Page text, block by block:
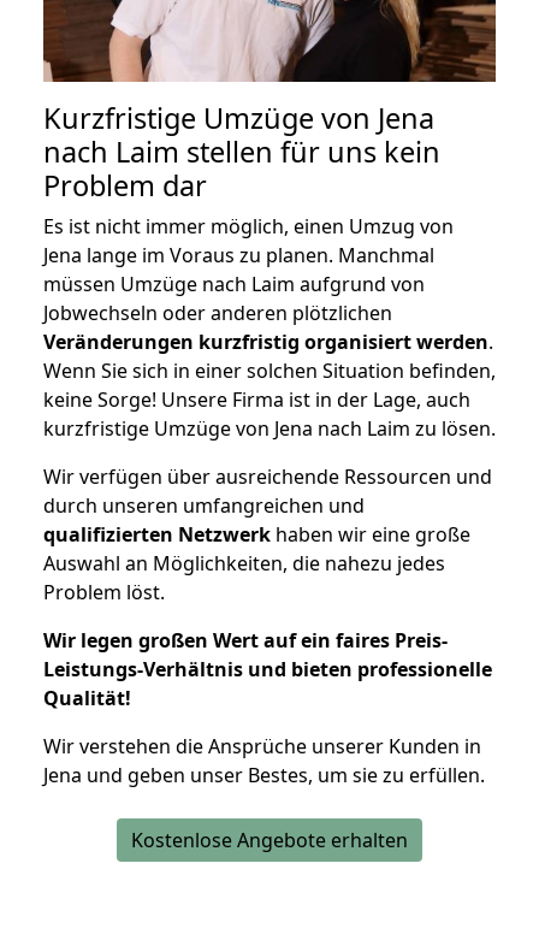
Kurzfristige Umzüge von Jena
nach Laim stellen für uns kein
Problem dar
Es ist nicht immer möglich, einen Umzug von
Jena lange im Voraus zu planen. Manchmal
müssen Umzüge nach Laim aufgrund von
Jobwechseln oder anderen plötzlichen
Veränderungen kurzfristig organisiert werden.
Wenn Sie sich in einer solchen Situation befinden,
keine Sorge! Unsere Firma ist in der Lage, auch
kurzfristige Umzüge von Jena nach Laim zu lösen.
Wir verfügen über ausreichende Ressourcen und
durch unseren umfangreichen und
qualifizierten Netzwerk haben wir eine große
Auswahl an Möglichkeiten, die nahezu jedes
Problem löst.
Wir legen großen Wert auf ein faires Preis-
Leistungs-Verhältnis und bieten professionelle
Qualität!
Wir verstehen die Ansprüche unserer Kunden in
Jena und geben unser Bestes, um sie zu erfüllen.
Kostenlose Angebote erhalten